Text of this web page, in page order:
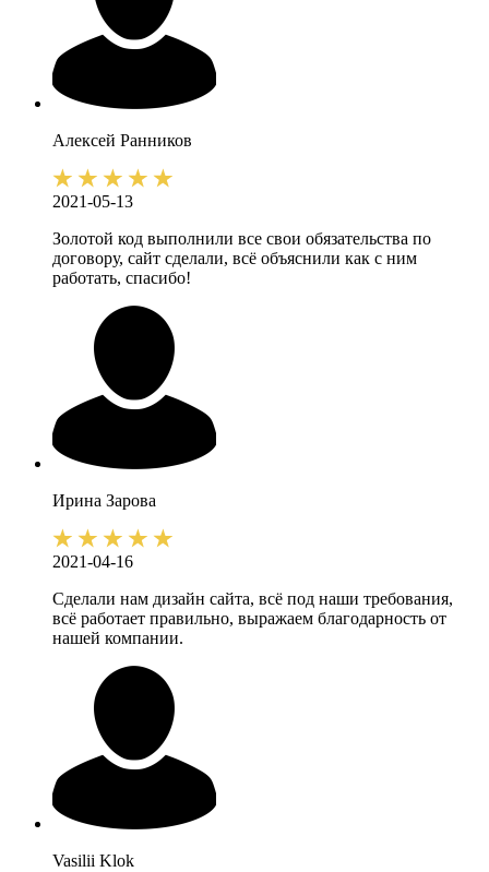
Алексей Ранников
2021-05-13
Золотой код выполнили все свои обязательства по
договору, сайт сделали, всё объяснили как с ним
работать, спасибо!
Ирина Зарова
2021-04-16
Сделали нам дизайн сайта, всё под наши требования,
всё работает правильно, выражаем благодарность от
нашей компании.
Vasilii Klok